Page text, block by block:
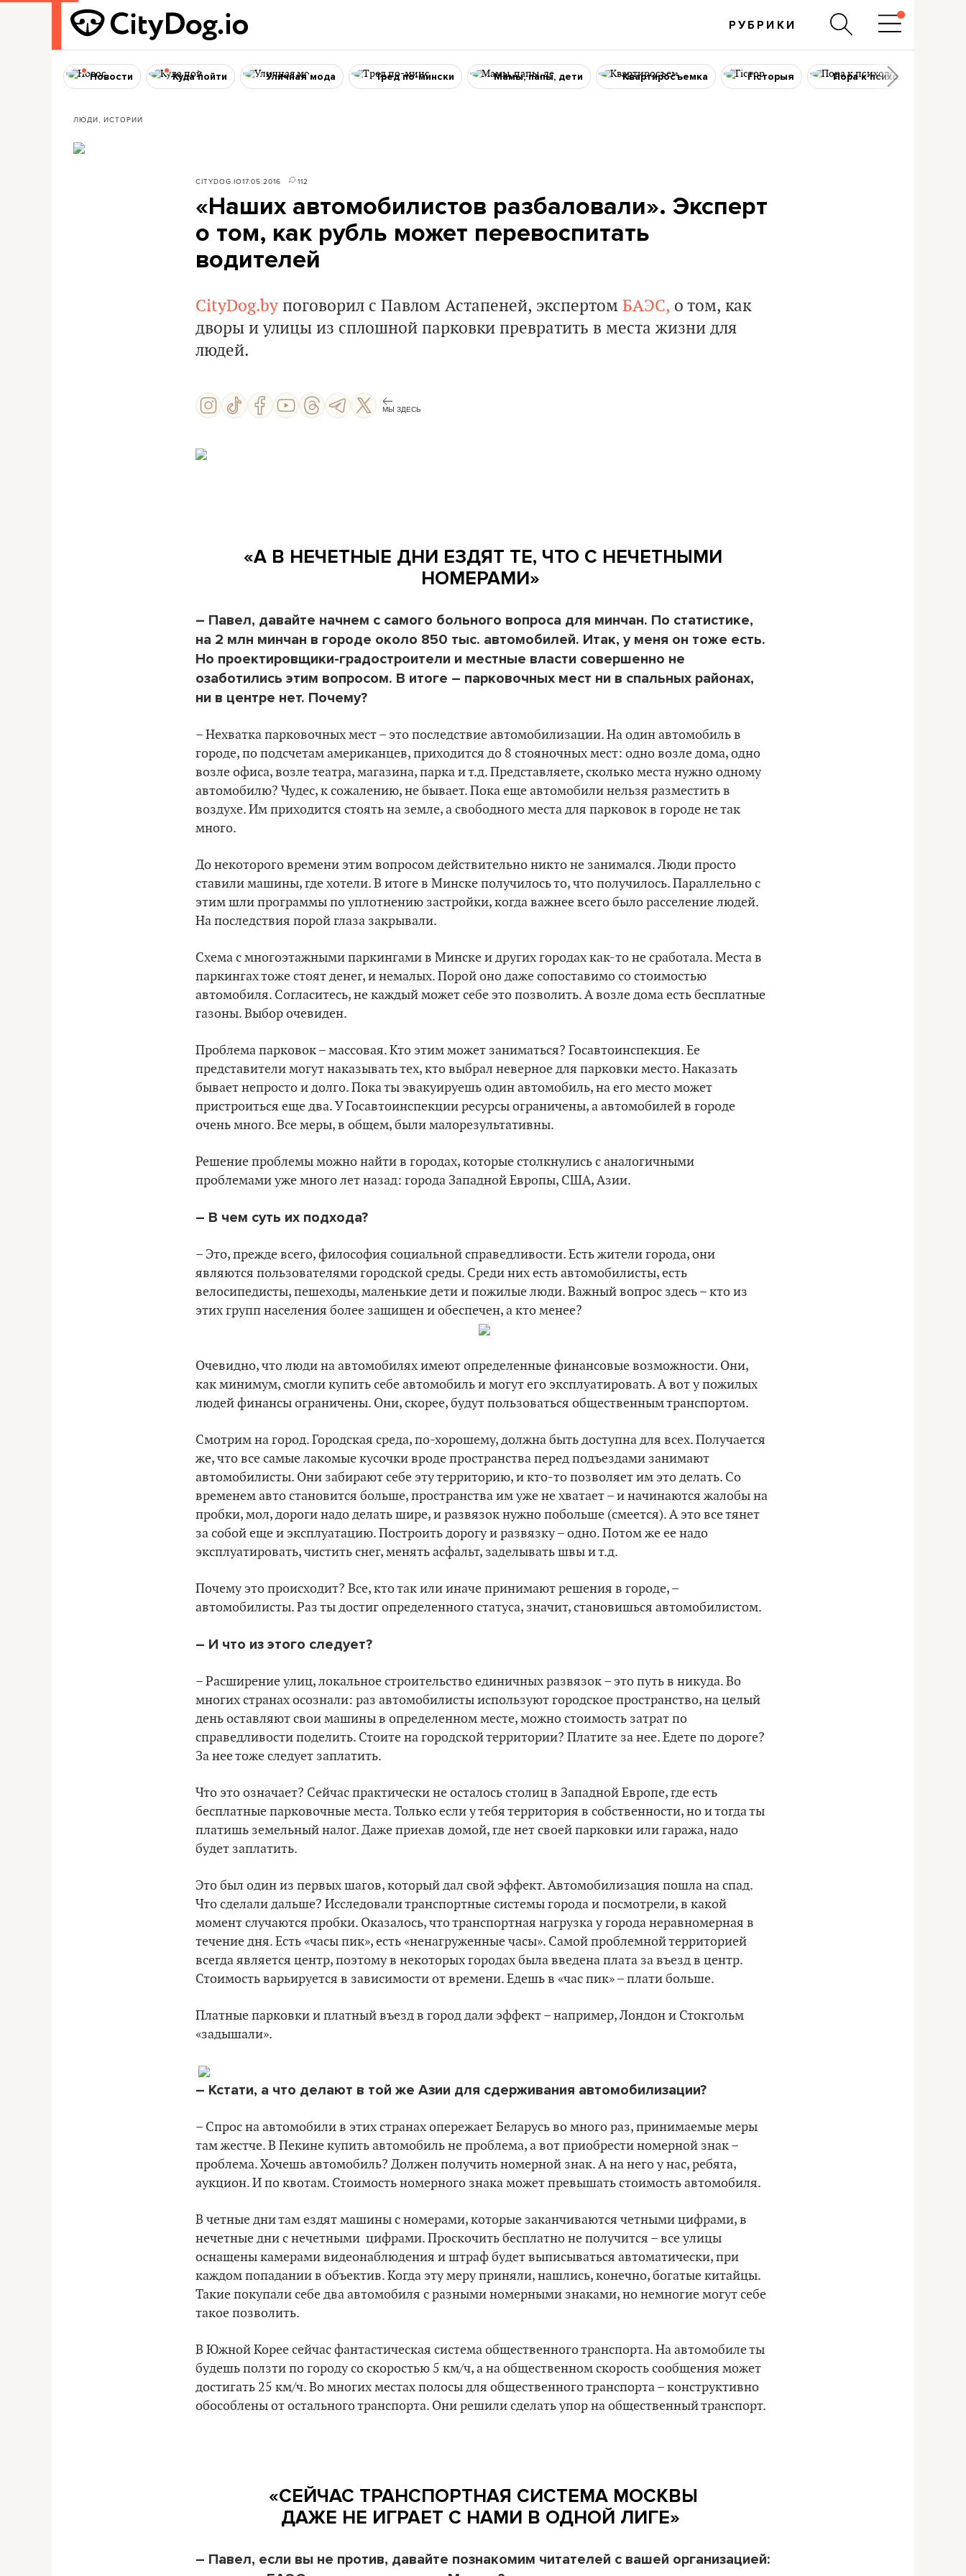
РУБРИКИ
Новости Куда пойти Уличная мода Тред по-мински Мамы, папы, дети Квартиросъемка Гісторыя Пора к психологу
ЛЮДИ, ИСТОРИИ
CITYDOG.IO17.05.2016 112
«Наших автомобилистов разбаловали». Эксперт
о том, как рубль может перевоспитать
водителей
CityDog.by поговорил с Павлом Астапеней, экспертом БАЭС, о том, как
дворы и улицы из сплошной парковки превратить в места жизни для
людей.
МЫ ЗДЕСЬ
«А В НЕЧЕТНЫЕ ДНИ ЕЗДЯТ ТЕ, ЧТО С НЕЧЕТНЫМИ
НОМЕРАМИ»
– Павел, давайте начнем с самого больного вопроса для минчан. По статистике,
на 2 млн минчан в городе около 850 тыс. автомобилей. Итак, у меня он тоже есть.
Но проектировщики-градостроители и местные власти совершенно не
озаботились этим вопросом. В итоге – парковочных мест ни в спальных районах,
ни в центре нет. Почему?
– Нехватка парковочных мест – это последствие автомобилизации. На один автомобиль в
городе, по подсчетам американцев, приходится до 8 стояночных мест: одно возле дома, одно
возле офиса, возле театра, магазина, парка и т.д. Представляете, сколько места нужно одному
автомобилю? Чудес, к сожалению, не бывает. Пока еще автомобили нельзя разместить в
воздухе. Им приходится стоять на земле, а свободного места для парковок в городе не так
много.
До некоторого времени этим вопросом действительно никто не занимался. Люди просто
ставили машины, где хотели. В итоге в Минске получилось то, что получилось. Параллельно с
этим шли программы по уплотнению застройки, когда важнее всего было расселение людей.
На последствия порой глаза закрывали.
Схема с многоэтажными паркингами в Минске и других городах как-то не сработала. Места в
паркингах тоже стоят денег, и немалых. Порой оно даже сопоставимо со стоимостью
автомобиля. Согласитесь, не каждый может себе это позволить. А возле дома есть бесплатные
газоны. Выбор очевиден.
Проблема парковок – массовая. Кто этим может заниматься? Госавтоинспекция. Ее
представители могут наказывать тех, кто выбрал неверное для парковки место. Наказать
бывает непросто и долго. Пока ты эвакуируешь один автомобиль, на его место может
пристроиться еще два. У Госавтоинспекции ресурсы ограничены, а автомобилей в городе
очень много. Все меры, в общем, были малорезультативны.
Решение проблемы можно найти в городах, которые столкнулись с аналогичными
проблемами уже много лет назад: города Западной Европы, США, Азии.
– В чем суть их подхода?
– Это, прежде всего, философия социальной справедливости. Есть жители города, они
являются пользователями городской среды. Среди них есть автомобилисты, есть
велосипедисты, пешеходы, маленькие дети и пожилые люди. Важный вопрос здесь – кто из
этих групп населения более защищен и обеспечен, а кто менее?
Очевидно, что люди на автомобилях имеют определенные финансовые возможности. Они,
как минимум, смогли купить себе автомобиль и могут его эксплуатировать. А вот у пожилых
людей финансы ограничены. Они, скорее, будут пользоваться общественным транспортом.
Смотрим на город. Городская среда, по-хорошему, должна быть доступна для всех. Получается
же, что все самые лакомые кусочки вроде пространства перед подъездами занимают
автомобилисты. Они забирают себе эту территорию, и кто-то позволяет им это делать. Со
временем авто становится больше, пространства им уже не хватает – и начинаются жалобы на
пробки, мол, дороги надо делать шире, и развязок нужно побольше (смеется). А это все тянет
за собой еще и эксплуатацию. Построить дорогу и развязку – одно. Потом же ее надо
эксплуатировать, чистить снег, менять асфальт, заделывать швы и т.д.
Почему это происходит? Все, кто так или иначе принимают решения в городе, –
автомобилисты. Раз ты достиг определенного статуса, значит, становишься автомобилистом.
– И что из этого следует?
– Расширение улиц, локальное строительство единичных развязок – это путь в никуда. Во
многих странах осознали: раз автомобилисты используют городское пространство, на целый
день оставляют свои машины в определенном месте, можно стоимость затрат по
справедливости поделить. Стоите на городской территории? Платите за нее. Едете по дороге?
За нее тоже следует заплатить.
Что это означает? Сейчас практически не осталось столиц в Западной Европе, где есть
бесплатные парковочные места. Только если у тебя территория в собственности, но и тогда ты
платишь земельный налог. Даже приехав домой, где нет своей парковки или гаража, надо
будет заплатить.
Это был один из первых шагов, который дал свой эффект. Автомобилизация пошла на спад.
Что сделали дальше? Исследовали транспортные системы города и посмотрели, в какой
момент случаются пробки. Оказалось, что транспортная нагрузка у города неравномерная в
течение дня. Есть «часы пик», есть «ненагруженные часы». Самой проблемной территорией
всегда является центр, поэтому в некоторых городах была введена плата за въезд в центр.
Стоимость варьируется в зависимости от времени. Едешь в «час пик» – плати больше.
Платные парковки и платный въезд в город дали эффект – например, Лондон и Стокгольм
«задышали».
– Кстати, а что делают в той же Азии для сдерживания автомобилизации?
– Спрос на автомобили в этих странах опережает Беларусь во много раз, принимаемые меры
там жестче. В Пекине купить автомобиль не проблема, а вот приобрести номерной знак –
проблема. Хочешь автомобиль? Должен получить номерной знак. А на него у нас, ребята,
аукцион. И по квотам. Стоимость номерного знака может превышать стоимость автомобиля.
В четные дни там ездят машины с номерами, которые заканчиваются четными цифрами, в
нечетные дни с нечетными цифрами. Проскочить бесплатно не получится – все улицы
оснащены камерами видеонаблюдения и штраф будет выписываться автоматически, при
каждом попадании в объектив. Когда эту меру приняли, нашлись, конечно, богатые китайцы.
Такие покупали себе два автомобиля с разными номерными знаками, но немногие могут себе
такое позволить.
В Южной Корее сейчас фантастическая система общественного транспорта. На автомобиле ты
будешь ползти по городу со скоростью 5 км/ч, а на общественном скорость сообщения может
достигать 25 км/ч. Во многих местах полосы для общественного транспорта – конструктивно
обособлены от остального транспорта. Они решили сделать упор на общественный транспорт.
«СЕЙЧАС ТРАНСПОРТНАЯ СИСТЕМА МОСКВЫ
ДАЖЕ НЕ ИГРАЕТ С НАМИ В ОДНОЙ ЛИГЕ»
– Павел, если вы не против, давайте познакомим читателей с вашей организацией: